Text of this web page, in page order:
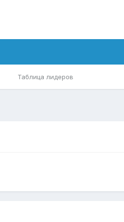
Таблица лидеров